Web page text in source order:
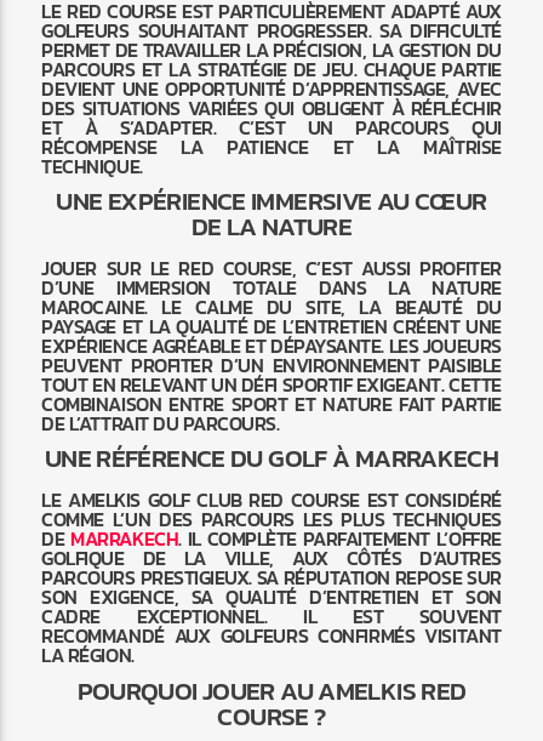
LE RED COURSE EST PARTICULIÈREMENT ADAPTÉ AUX
GOLFEURS SOUHAITANT PROGRESSER. SA DIFFICULTÉ
PERMET DE TRAVAILLER LA PRÉCISION, LA GESTION DU
PARCOURS ET LA STRATÉGIE DE JEU. CHAQUE PARTIE
DEVIENT UNE OPPORTUNITÉ D’APPRENTISSAGE, AVEC
DES SITUATIONS VARIÉES QUI OBLIGENT À RÉFLÉCHIR
ET À S’ADAPTER. C’EST UN PARCOURS QUI
RÉCOMPENSE LA PATIENCE ET LA MAÎTRISE
TECHNIQUE.
UNE EXPÉRIENCE IMMERSIVE AU CŒUR
DE LA NATURE
JOUER SUR LE RED COURSE, C’EST AUSSI PROFITER
D’UNE IMMERSION TOTALE DANS LA NATURE
MAROCAINE. LE CALME DU SITE, LA BEAUTÉ DU
PAYSAGE ET LA QUALITÉ DE L’ENTRETIEN CRÉENT UNE
EXPÉRIENCE AGRÉABLE ET DÉPAYSANTE. LES JOUEURS
PEUVENT PROFITER D’UN ENVIRONNEMENT PAISIBLE
TOUT EN RELEVANT UN DÉFI SPORTIF EXIGEANT. CETTE
COMBINAISON ENTRE SPORT ET NATURE FAIT PARTIE
DE L’ATTRAIT DU PARCOURS.
UNE RÉFÉRENCE DU GOLF À MARRAKECH
LE AMELKIS GOLF CLUB RED COURSE EST CONSIDÉRÉ
COMME L’UN DES PARCOURS LES PLUS TECHNIQUES
DEMARRAKECH. IL COMPLÈTE PARFAITEMENT L’OFFRE
GOLFIQUE DE LA VILLE, AUX CÔTÉS D’AUTRES
PARCOURS PRESTIGIEUX. SA RÉPUTATION REPOSE SUR
SON EXIGENCE, SA QUALITÉ D’ENTRETIEN ET SON
CADRE EXCEPTIONNEL. IL EST SOUVENT
RECOMMANDÉ AUX GOLFEURS CONFIRMÉS VISITANT
LA RÉGION.
POURQUOI JOUER AU AMELKIS RED
COURSE ?